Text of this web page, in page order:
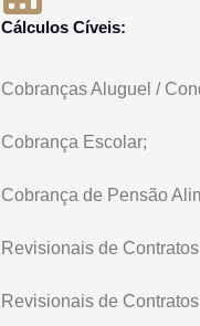
Cálculos Cíveis:
Cobranças Aluguel /
Cobrança Escolar;
Cobrança de Pensão
Revisionais de
Revisionais de